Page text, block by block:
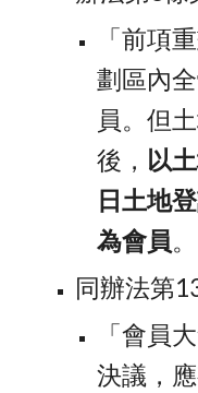
「前項
劃區內
員。但
後， 以
日土地
為會員
同辦法第
「會員
決議，